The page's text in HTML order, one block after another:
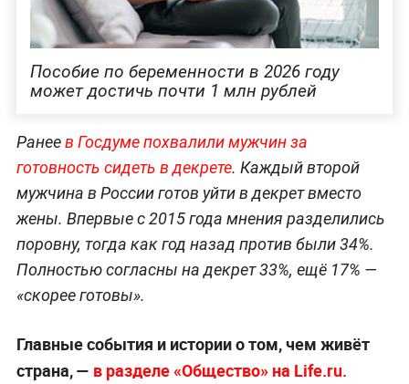
Пособие по беременности в 2026 году
может достичь почти 1 млн рублей
Ранеев Госдуме похвалили мужчин за
готовность сидеть в декрете. Каждый второй
мужчина в России готов уйти в декрет вместо
жены. Впервые с 2015 года мнения разделились
поровну, тогда как год назад против были 34%.
Полностью согласны на декрет 33%, ещё 17% —
«скорее готовы».
Главные события и истории о том, чем живёт
страна, — в разделе «Общество» на Life.ru.